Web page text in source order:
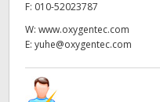
Singapore
South Africa
F: 010-52023787
W: www.oxygentec.com
E: yuhe@oxygentec.com